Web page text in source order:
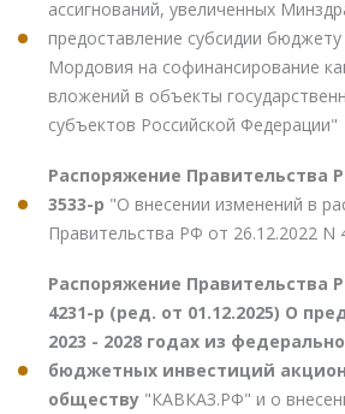
ассигнований, увеличенных
предоставление субсидии бюджету
Мордовия на софинансирование
вложений в объекты
субъектов Российской Федерации"
Распоряжение Правительства
3533-р "О внесении изменений в
Правительства РФ от 26.12.2022 N
Распоряжение Правительства
4231-р (ред. от 01.12.2025) О
2023 - 2028 годах из
бюджетных инвестиций
обществу "КАВКАЗ.РФ" и о